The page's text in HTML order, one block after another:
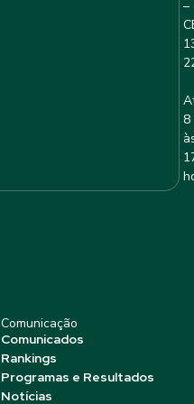
–
8
Comunicação
Comunicados
Rankings
Programas e Resultados
Notícias